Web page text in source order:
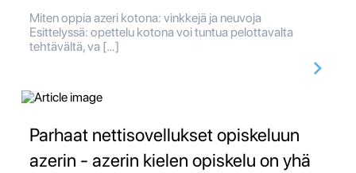
Miten oppia azeri kotona: vinkkejä ja neuvoja
Esittelyssä: opettelu kotona voi tuntua pelottavalta
tehtävältä, va […]
Parhaat nettisovellukset opiskeluun
azerin - azerin kielen opiskelu on yhä